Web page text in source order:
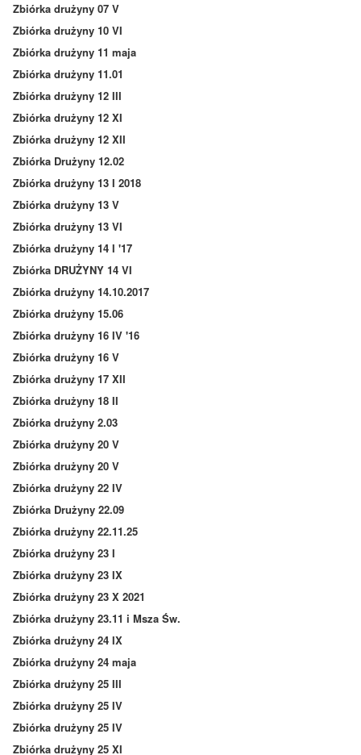
Zbiórka drużyny 07 V
Zbiórka drużyny 10 VI
Zbiórka drużyny 11 maja
Zbiórka drużyny 11.01
Zbiórka drużyny 12 III
Zbiórka drużyny 12 XI
Zbiórka drużyny 12 XII
Zbiórka Drużyny 12.02
Zbiórka drużyny 13 I 2018
Zbiórka drużyny 13 V
Zbiórka drużyny 13 VI
Zbiórka drużyny 14 I '17
Zbiórka DRUŻYNY 14 VI
Zbiórka drużyny 14.10.2017
Zbiórka drużyny 15.06
Zbiórka drużyny 16 IV '16
Zbiórka drużyny 16 V
Zbiórka drużyny 17 XII
Zbiórka drużyny 18 II
Zbiórka drużyny 2.03
Zbiórka drużyny 20 V
Zbiórka drużyny 20 V
Zbiórka drużyny 22 IV
Zbiórka Drużyny 22.09
Zbiórka drużyny 22.11.25
Zbiórka drużyny 23 I
Zbiórka drużyny 23 IX
Zbiórka drużyny 23 X 2021
Zbiórka drużyny 23.11 i Msza Św.
Zbiórka drużyny 24 IX
Zbiórka drużyny 24 maja
Zbiórka drużyny 25 III
Zbiórka drużyny 25 IV
Zbiórka drużyny 25 IV
Zbiórka drużyny 25 XI